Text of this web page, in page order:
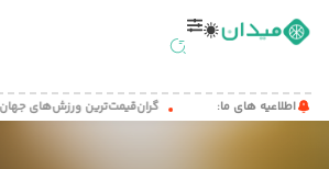
اطلاعیه های ما: گران‌قیمت‌ترین ورزش‌های جهان
صفحه
اصلی